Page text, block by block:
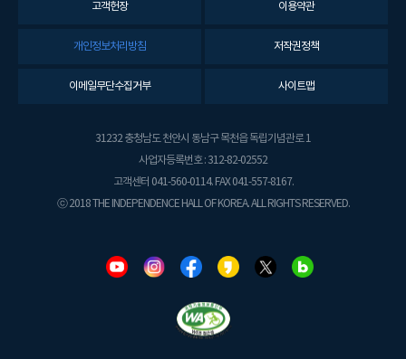
고객헌장 이용약관
개인정보처리방침 저작권정책
이메일무단수집거부 사이트맵
31232 충청남도 천안시 동남구 목천읍 독립기념관로 1
사업자등록번호 : 312-82-02552
고객센터 041-560-0114. FAX 041-557-8167.
ⓒ 2018 THE INDEPENDENCE HALL OF KOREA. ALL RIGHTS RESERVED.